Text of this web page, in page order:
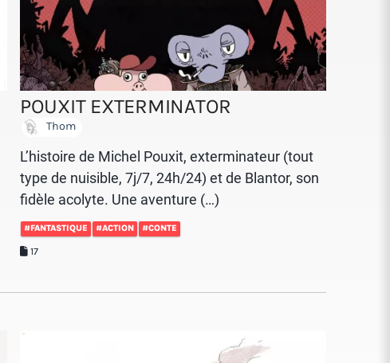
POUXIT EXTERMINATOR
Thom
L’histoire de Michel Pouxit, exterminateur (tout
type de nuisible, 7j/7, 24h/24) et de Blantor, son
fidèle acolyte. Une aventure (…)
#FANTASTIQUE #ACTION #CONTE
17